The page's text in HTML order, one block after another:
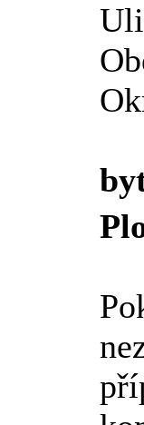
Pokoj je